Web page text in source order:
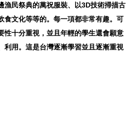
漁民祭典的萬祝服裝、以3D技術掃描古
食文化等等的。每一項都非常有趣。可
性十分重視，並且年輕的學生還會願意
利用。這是台灣逐漸學習並且逐漸重視